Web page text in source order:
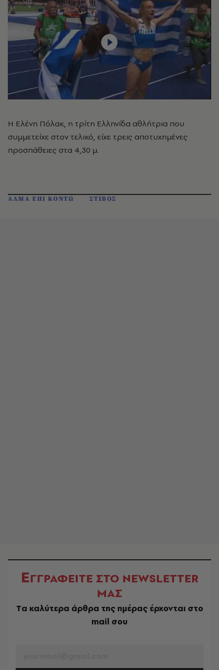
Η Ελένη Πόλακ, η τρίτη Ελληνίδα αθλήτρια που
συμμετείχε στον τελικό, είχε τρεις αποτυχημένες
προσπάθειες στα 4,30 μ.
ΑΛΜΑ ΕΠΙ ΚΟΝΤΩ ΣΤΙΒΟΣ
ΕΓΓΡΑΦΕΙΤΕ ΣΤΟ NEWSLETTER
ΜΑΣ
Tα καλύτερα άρθρα της ημέρας έρχονται στο
mail σου